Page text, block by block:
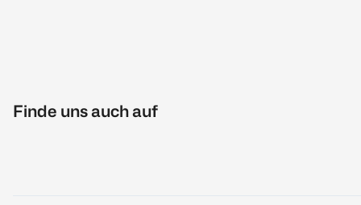
Finde uns auch auf